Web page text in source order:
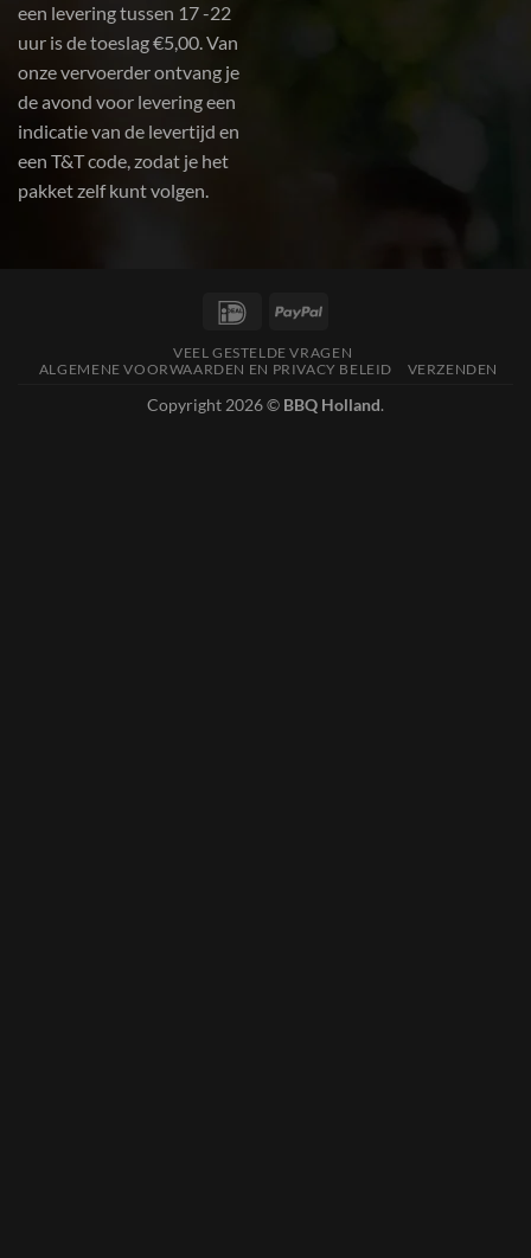
een levering tussen 17 -22
uur is de toeslag €5,00. Van
onze vervoerder ontvang je
de avond voor levering een
indicatie van de levertijd en
een T&T code, zodat je het
pakket zelf kunt volgen.
IDeal
VEEL GESTELDE VRAGEN
ALGEMENE VOORWAARDEN EN PRIVACY BELEID
VERZENDEN
Copyright 2026 © BBQ Holland.